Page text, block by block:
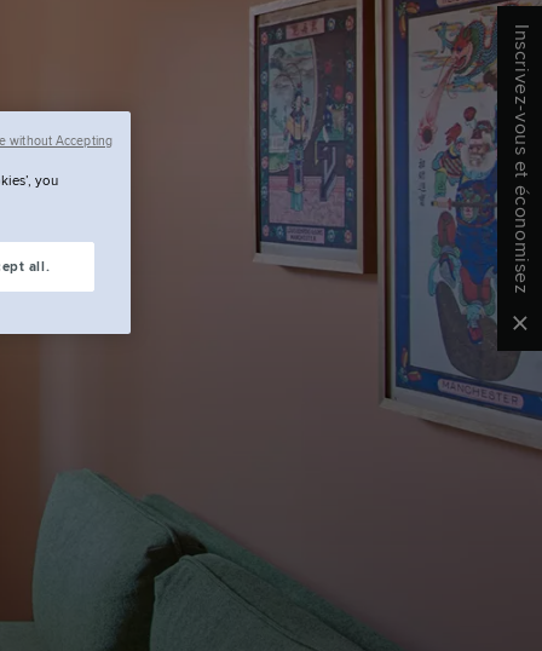
Inscrivez-vous et économisez
you
all.
without Accepting